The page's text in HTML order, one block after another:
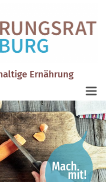
Ernährung